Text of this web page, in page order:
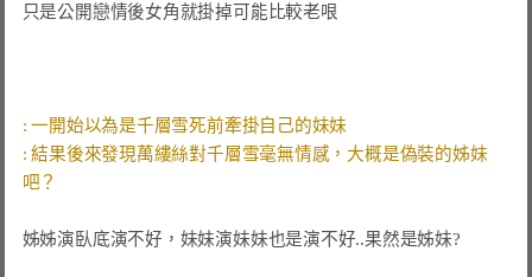
只是公開戀情後女角就掛掉可能比較老哏
: 結果後來發現萬縷絲對千層雪毫無情感，大概是偽裝的姊妹
姊姊演臥底演不好，妹妹演妹妹也是演不好..果然是姊妹?